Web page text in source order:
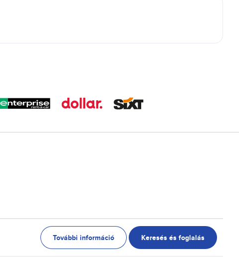
További információ Keresés és foglalás